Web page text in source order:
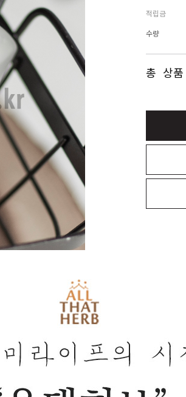
적립금
수량
총 상